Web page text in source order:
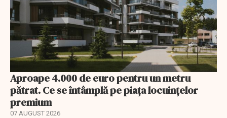
Aproape 4.000 de euro pentru un metru
pătrat. Ce se întâmplă pe piața locuințelor
premium
07 AUGUST 2026